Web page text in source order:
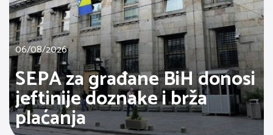
06/08/2026
SEPA za građane BiH donosi
jeftinije doznake i brža
plaćanja